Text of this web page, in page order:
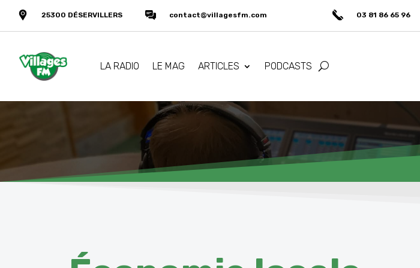
25300 DÉSERVILLERS contact@villagesfm.com 03 81 86 65 96
LA RADIO LE MAG ARTICLES PODCASTS